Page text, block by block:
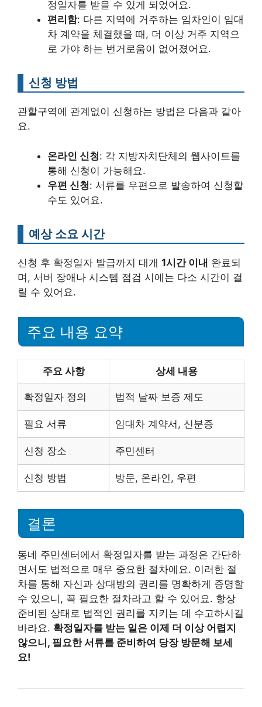
정일자를 받을 수 있게 되었어요.
편리함: 다른 지역에 거주하는 임차인이 임대
차 계약을 체결했을 때, 더 이상 거주 지역으
로 가야 하는 번거로움이 없어졌어요.
신청 방법
관할구역에 관계없이 신청하는 방법은 다음과 같아
요.
온라인 신청: 각 지방자치단체의 웹사이트를
통해 신청이 가능해요.
우편 신청: 서류를 우편으로 발송하여 신청할
수도 있어요.
예상 소요 시간
신청 후 확정일자 발급까지 대개 1시간 이내 완료되
며, 서버 장애나 시스템 점검 시에는 다소 시간이 걸
릴 수 있어요.
주요 내용 요약
주요 사항 상세 내용
확정일자 정의 법적 날짜 보증 제도
필요 서류 임대차 계약서, 신분증
신청 장소 주민센터
신청 방법 방문, 온라인, 우편
결론
동네 주민센터에서 확정일자를 받는 과정은 간단하
면서도 법적으로 매우 중요한 절차에요. 이러한 절
차를 통해 자신과 상대방의 권리를 명확하게 증명할
수 있으니, 꼭 필요한 절차라고 할 수 있어요. 항상
준비된 상태로 법적인 권리를 지키는 데 수고하시길
바라요. 확정일자를 받는 일은 이제 더 이상 어렵지
않으니, 필요한 서류를 준비하여 당장 방문해 보세
요!